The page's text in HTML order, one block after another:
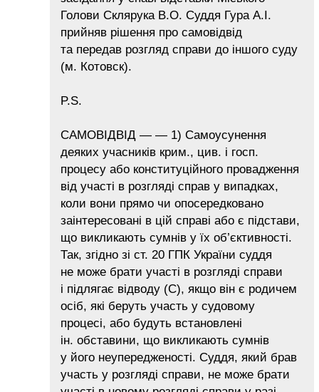
Голови Склярука В.О. Суддя Гура А.І.
прийняв рішення про самовідвід
та передав розгляд справи до іншого суду
(м. Котовск).
P.S.
САМОВІДВІД — — 1) Самоусунення
деяких учасників крим., цив. і госп.
процесу або конституційного провадження
від участі в розгляді справ у випадках,
коли вони прямо чи опосередковано
заінтересовані в цій справі або є підстави,
що викликають сумнів у їх об’єктивності.
Так, згідно зі ст. 20 ГПК України суддя
не може брати участі в розгляді справи
і підлягає відводу (С), якщо він є родичем
осіб, які беруть участь у судовому
процесі, або будуть встановлені
ін. обставини, що викликають сумнів
у його неупередженості. Суддя, який брав
участь у розгляді справи, не може брати